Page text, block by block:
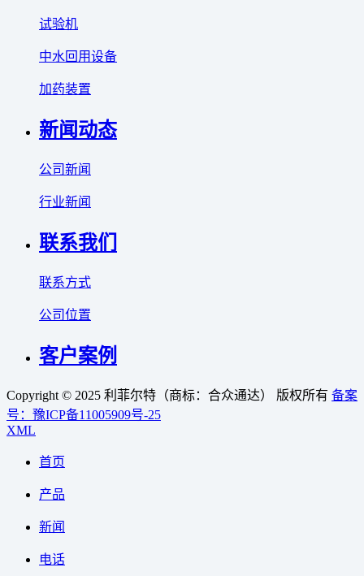
试验机
中水回用设备
加药装置
新闻动态
公司新闻
行业新闻
联系我们
联系方式
公司位置
客户案例
Copyright © 2025 利菲尔特（商标：合众通达） 版权所有 备案
号：豫ICP备11005909号-25
XML
首页
产品
新闻
电话